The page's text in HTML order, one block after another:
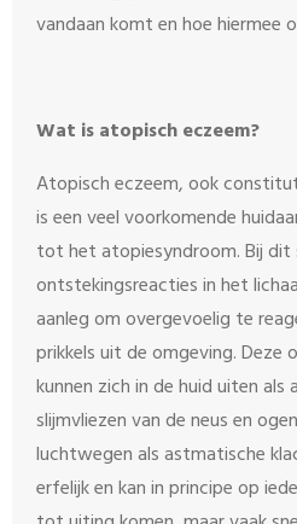
vandaan komt en hoe hiermee
Wat is atopisch eczeem?
Atopisch eczeem, ook
is een veel voorkomende
tot het atopiesyndroom. Bij
ontstekingsreacties in het
aanleg om overgevoelig te
prikkels uit de omgeving. Deze
kunnen zich in de huid uiten
slijmvliezen van de neus en
luchtwegen als astmatische
erfelijk en kan in principe op